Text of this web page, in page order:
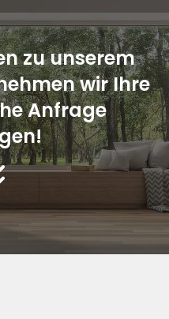
zu unserem
wir Ihre
Anfrage